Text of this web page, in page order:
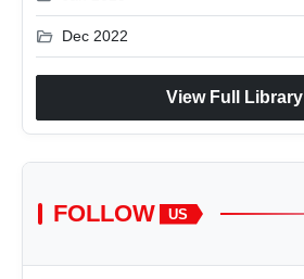
folder_open Dec 2022
View Full Library
FOLLOW US